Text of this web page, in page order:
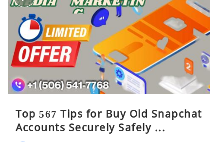
Top 567 Tips for Buy Old Snapchat
Accounts Securely Safely ...